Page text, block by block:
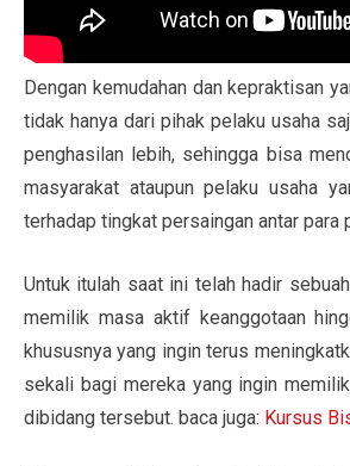
Dengan kemudahan dan kepraktisan
tidak hanya dari pihak pelaku usaha
penghasilan lebih, sehingga bisa
masyarakat ataupun pelaku usaha
terhadap tingkat persaingan antar para
Untuk itulah saat ini telah hadir
memilik masa aktif keanggotaan
khususnya yang ingin terus
sekali bagi mereka yang ingin
dibidang tersebut. baca juga: Kursus